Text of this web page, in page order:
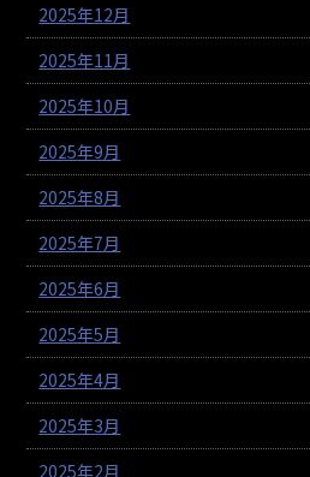
2025年12月
2025年11月
2025年10月
2025年9月
2025年8月
2025年7月
2025年6月
2025年5月
2025年4月
2025年3月
2025年2月